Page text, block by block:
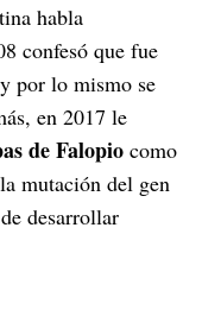
habla
confesó que fue
y por lo mismo se
en 2017 le
de Falopio como
mutación del gen
desarrollar